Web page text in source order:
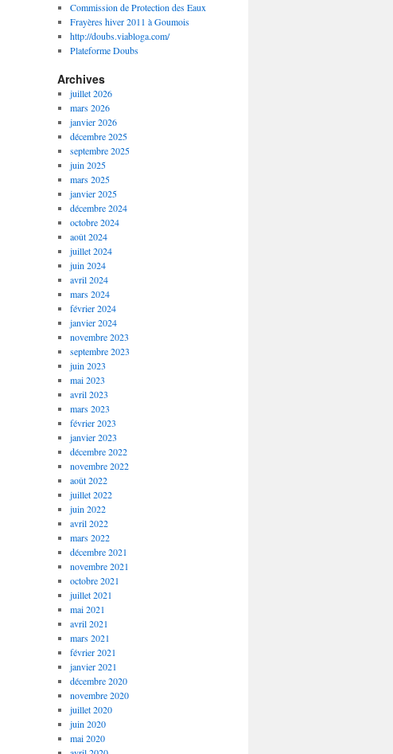
Commission de Protection des Eaux
Frayères hiver 2011 à Goumois
http://doubs.viabloga.com/
Plateforme Doubs
Archives
juillet 2026
mars 2026
janvier 2026
décembre 2025
septembre 2025
juin 2025
mars 2025
janvier 2025
décembre 2024
octobre 2024
août 2024
juillet 2024
juin 2024
avril 2024
mars 2024
février 2024
janvier 2024
novembre 2023
septembre 2023
juin 2023
mai 2023
avril 2023
mars 2023
février 2023
janvier 2023
décembre 2022
novembre 2022
août 2022
juillet 2022
juin 2022
avril 2022
mars 2022
décembre 2021
novembre 2021
octobre 2021
juillet 2021
mai 2021
avril 2021
mars 2021
février 2021
janvier 2021
décembre 2020
novembre 2020
juillet 2020
juin 2020
mai 2020